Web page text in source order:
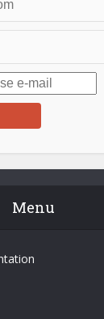
Menu